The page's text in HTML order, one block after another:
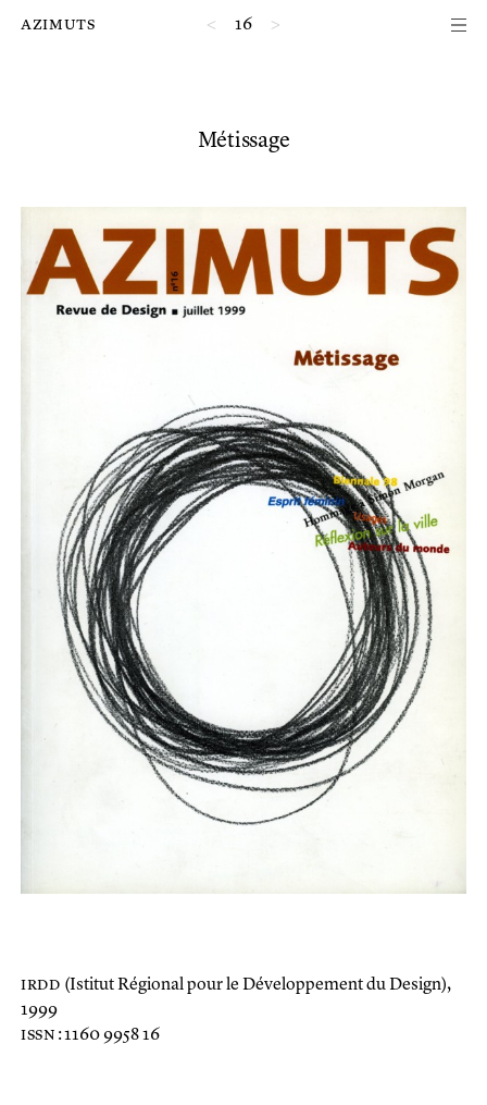
azimuts < 16 >
Métissage
irdd (Istitut Régional pour le Développement du Design),
1999
issn : 1160 9958 16